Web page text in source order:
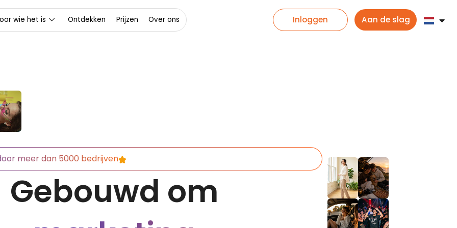
wie het is Ontdekken Prijzen Over ons Inloggen Aan de slag
meer dan 5000 bedrijven
Gebouwd om